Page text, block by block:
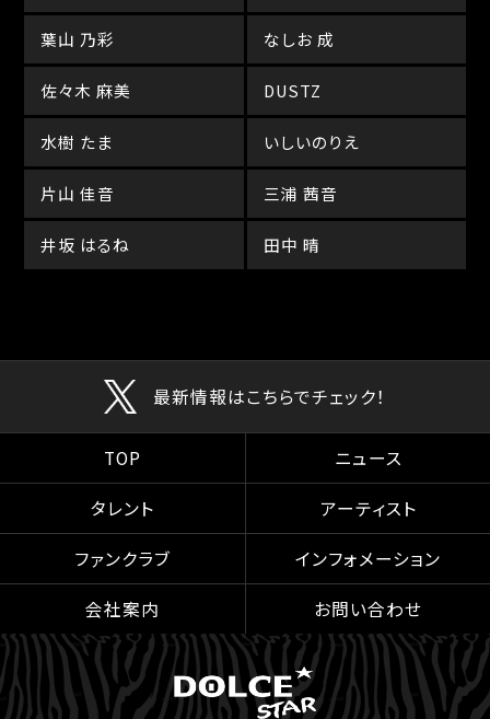
葉山 乃彩 なしお 成
佐々木 麻美 DUSTZ
水樹 たま いしいのりえ
片山 佳音 三浦 茜音
井坂 はるね 田中 晴
最新情報はこちらでチェック！
TOP
ニュース
タレント
アーティスト
ファンクラブ
インフォメーション
会社案内
お問い合わせ